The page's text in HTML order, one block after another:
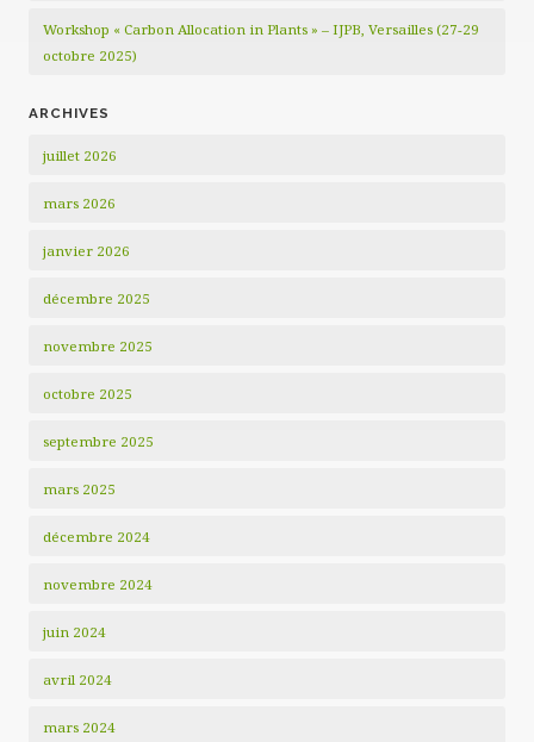
Workshop « Carbon Allocation in Plants » – IJPB, Versailles (27-29
octobre 2025)
ARCHIVES
juillet 2026
mars 2026
janvier 2026
décembre 2025
novembre 2025
octobre 2025
septembre 2025
mars 2025
décembre 2024
novembre 2024
juin 2024
avril 2024
mars 2024